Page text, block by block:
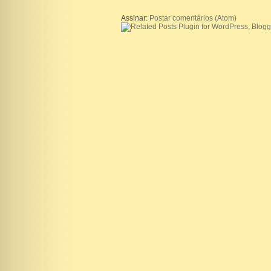
Assinar: Postar comentários (Atom)